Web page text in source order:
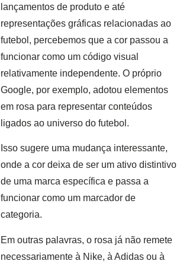
lançamentos de produto e até
representações gráficas relacionadas ao
futebol, percebemos que a cor passou a
funcionar como um código visual
relativamente independente. O próprio
Google, por exemplo, adotou elementos
em rosa para representar conteúdos
ligados ao universo do futebol.
Isso sugere uma mudança interessante,
onde a cor deixa de ser um ativo distintivo
de uma marca específica e passa a
funcionar como um marcador de
categoria.
Em outras palavras, o rosa já não remete
necessariamente à Nike, à Adidas ou à